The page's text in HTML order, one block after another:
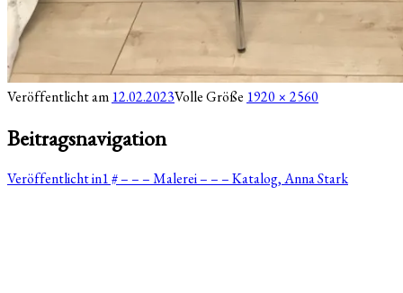
Veröffentlicht am 12.02.2023Volle Größe 1920 × 2560
Beitragsnavigation
Veröffentlicht in1 # – – – Malerei – – – Katalog, Anna Stark